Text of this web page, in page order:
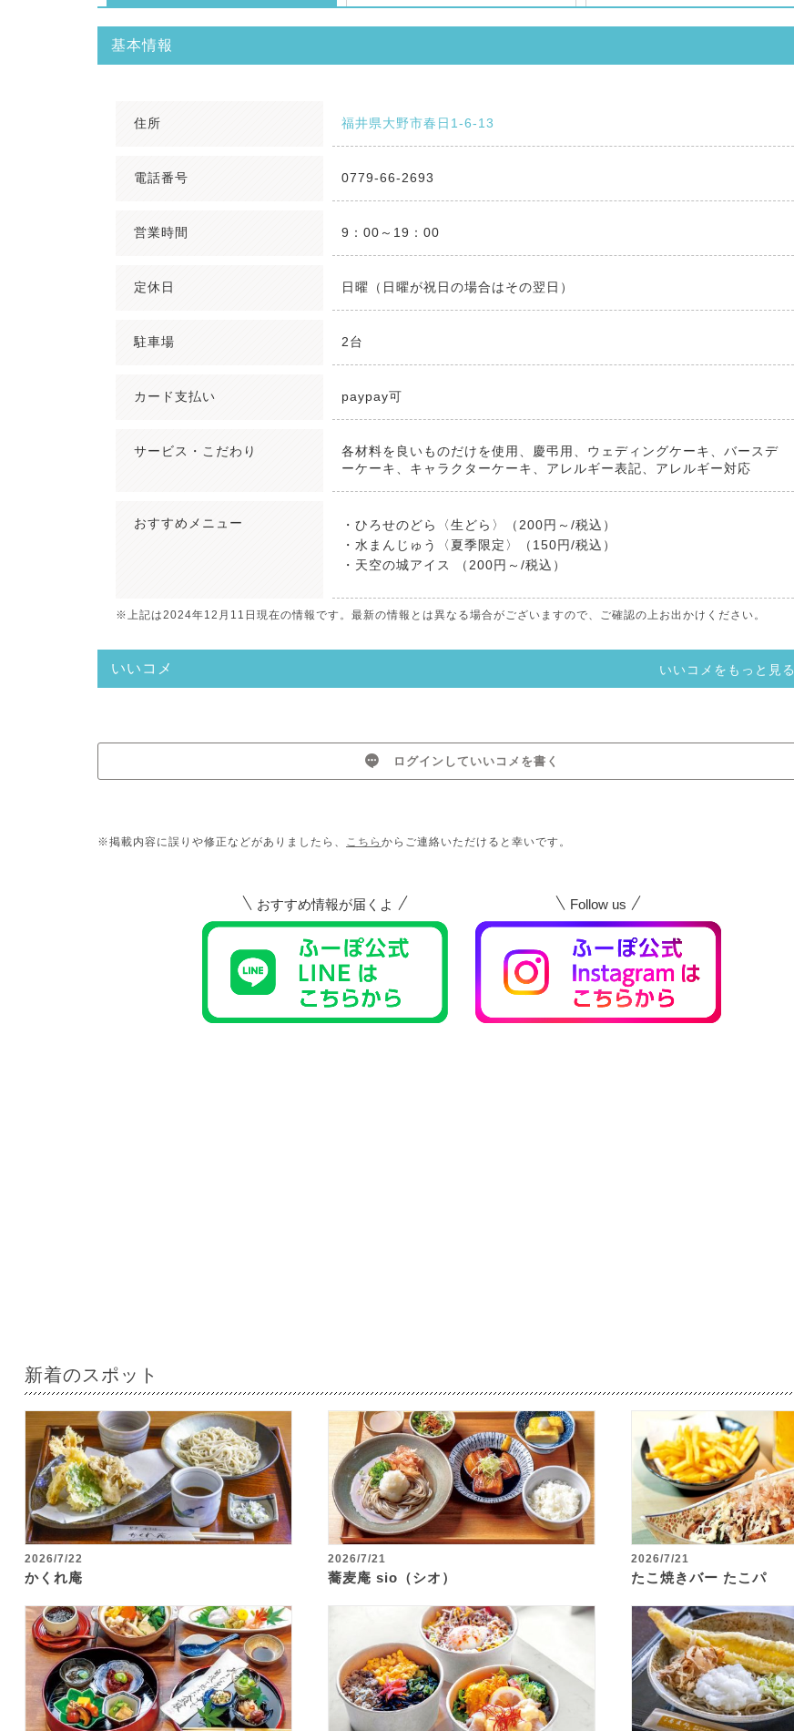
基本情報
住所 福井県大野市春日1-6-13
電話番号 0779-66-2693
営業時間 9：00～19：00
定休日 日曜（日曜が祝日の場合はその翌日）
駐車場 2台
カード支払い paypay可
サービス・こだわり
各材料を良いものだけを使用、慶弔用、ウェディングケーキ、バースデ
ーケーキ、キャラクターケーキ、アレルギー表記、アレルギー対応
おすすめ メニュー
・ひろせのどら〈生どら〉（200円～/税込）
・水まんじゅう〈夏季限定〉（150円/税込）
・天空の城アイス （200円～/税込）
※上記は2024年12月11日現在の情報です。最新の情報とは異なる場合がございますので、ご確認の上お出かけください。
いいコメ いいコメをもっと見る
ログインしていいコメを書く
※掲載内容に誤りや修正などがありましたら、 こちら からご連絡いただけると幸いです。
おすすめ情報が届くよ Follow us
新着のスポット
2026/7/22
かくれ庵
2026/7/21
蕎麦庵 sio（シオ）
2026/7/21
たこ焼きバー たこパ